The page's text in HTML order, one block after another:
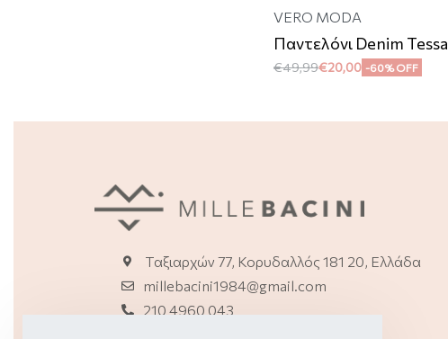
VERO MODA
Παντελόνι Denim Tessa
€49,99€20,00 -60% OFF
Ταξιαρχών 77, Κορυδαλλός 181 20, Ελλάδα
millebacini1984@gmail.com
210 4960 043